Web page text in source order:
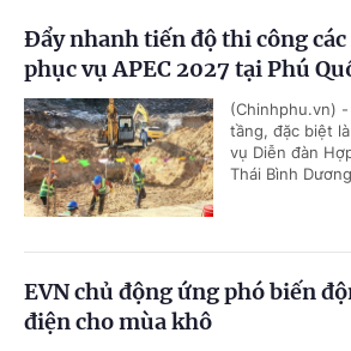
Đẩy nhanh tiến độ thi công
phục vụ APEC 2027 tại Phú
(Chinhphu.vn)
tầng, đặc biệt
vụ Diễn đàn
Thái Bình
EVN chủ động ứng phó biến
điện cho mùa khô